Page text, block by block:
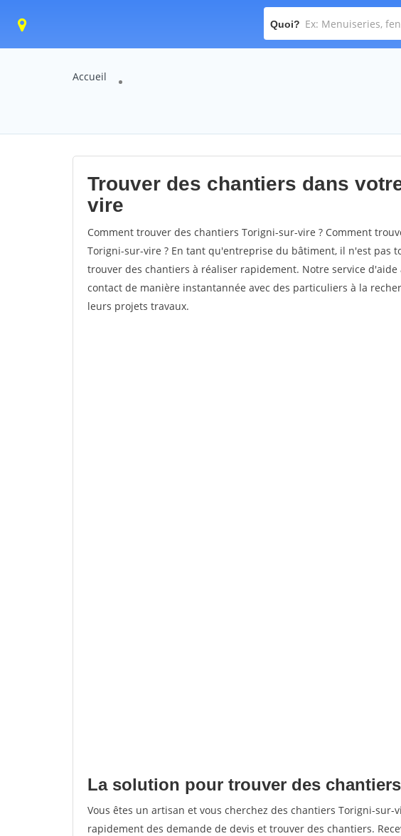
Quoi?
Accueil
Trouver des chantiers dans
vire
Comment trouver des chantiers Torigni-sur-vire ? Comment
Torigni-sur-vire ? En tant qu'entreprise du bâtiment, il n'est pas
trouver des chantiers à réaliser rapidement. Notre service
contact de manière instantannée avec des particuliers à la
leurs projets travaux.
La solution pour trouver des
Vous êtes un artisan et vous cherchez des chantiers Torigni-sur-
rapidement des demande de devis et trouver des chantiers.